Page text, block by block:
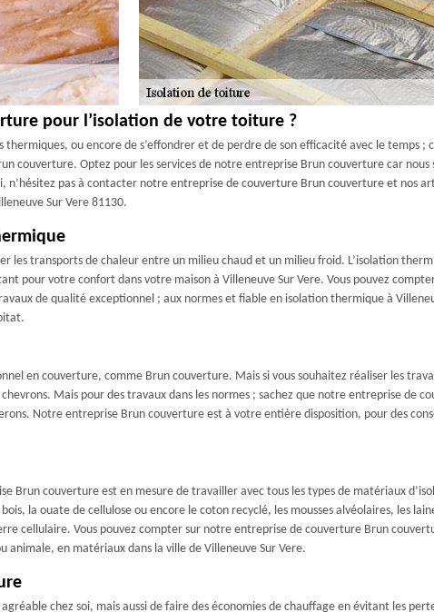
pour l’isolation de votre toiture ?
ou encore de s’effondrer et de perdre de son efficacité avec le temps ;
couverture. Optez pour les services de notre entreprise Brun couverture car nous
n’hésitez pas à contacter notre entreprise de couverture Brun couverture et nos
Sur Vere 81130.
les transports de chaleur entre un milieu chaud et un milieu froid. L’isolation
pour votre confort dans votre maison à Villeneuve Sur Vere. Vous pouvez
de qualité exceptionnel ; aux normes et fiable en isolation thermique à
en couverture, comme Brun couverture. Mais si vous souhaitez réaliser les
Mais pour des travaux dans les normes ; sachez que notre entreprise de
Notre entreprise Brun couverture est à votre entière disposition, pour des
Brun couverture est en mesure de travailler avec tous les types de matériaux
la ouate de cellulose ou encore le coton recyclé, les mousses alvéolaires, les
cellulaire. Vous pouvez compter sur notre entreprise de couverture Brun
animale, en matériaux dans la ville de Villeneuve Sur Vere.
chez soi, mais aussi de faire des économies de chauffage en évitant les